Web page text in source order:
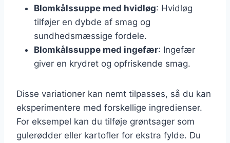
Blomkålssuppe med hvidløg: Hvidløg
tilføjer en dybde af smag og
sundhedsmæssige fordele.
Blomkålssuppe med ingefær: Ingefær
giver en krydret og opfriskende smag.
Disse variationer kan nemt tilpasses, så du kan
eksperimentere med forskellige ingredienser.
For eksempel kan du tilføje grøntsager som
gulerødder eller kartofler for ekstra fylde. Du